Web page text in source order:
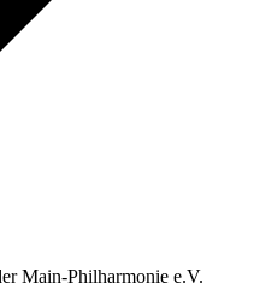
Main-Philharmonie e.V.